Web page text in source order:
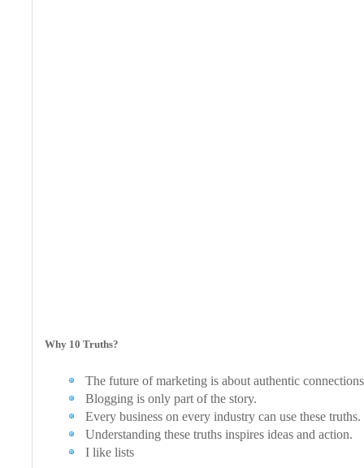
Why 10 Truths?
The future of marketing is about authentic
Blogging is only part of the story.
Every business on every industry can use these truths.
Understanding these truths inspires ideas and action.
I like lists